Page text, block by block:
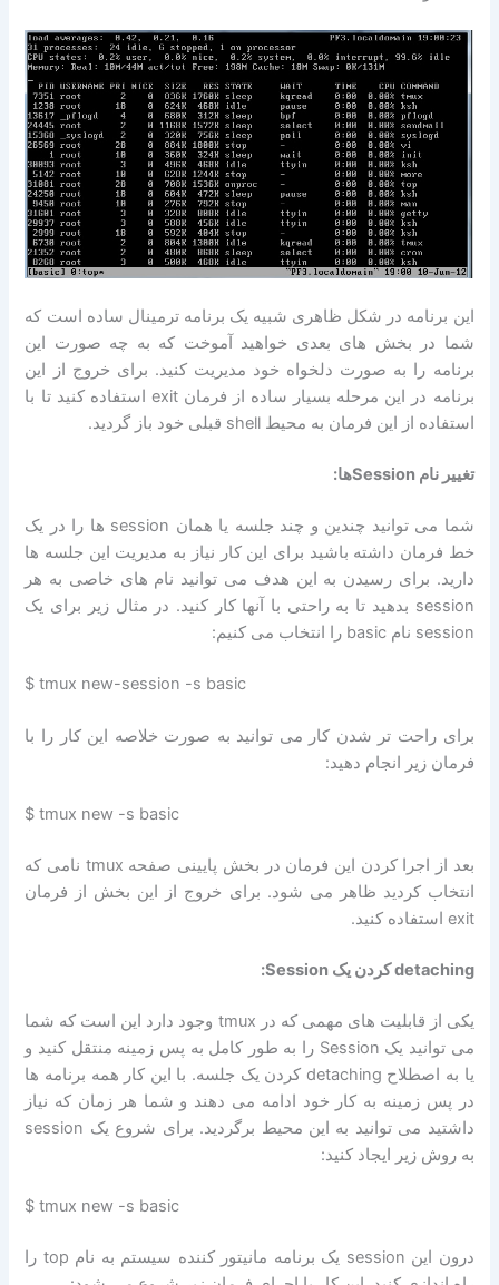
این برنامه در شکل ظاهری شبیه یک برنامه ترمینال ساده است که
شما در بخش های بعدی خواهید آموخت که به چه صورت این
برنامه را به صورت دلخواه خود مدیریت کنید. برای خروج از این
برنامه در این مرحله بسیار ساده از فرمان exit استفاده کنید تا با
استفاده از این فرمان به محیط shell قبلی خود باز گردید.
تغییر نام Sessionها:
شما می توانید چندین و چند جلسه یا همان session ها را در یک
خط فرمان داشته باشید برای این کار نیاز به مدیریت این جلسه ها
دارید. برای رسیدن به این هدف می توانید نام های خاصی به هر
session بدهید تا به راحتی با آنها کار کنید. در مثال زیر برای یک
session نام basic را انتخاب می کنیم:
$ tmux new-session -s basic
برای راحت تر شدن کار می توانید به صورت خلاصه این کار را با
فرمان زیر انجام دهید:
$ tmux new -s basic
بعد از اجرا کردن این فرمان در بخش پایینی صفحه tmux نامی که
انتخاب کردید ظاهر می شود. برای خروج از این بخش از فرمان
exit استفاده کنید.
detaching کردن یک Session:
یکی از قابلیت های مهمی که در tmux وجود دارد این است که شما
می توانید یک Session را به طور کامل به پس زمینه منتقل کنید و
یا به اصطلاح detaching کردن یک جلسه. با این کار همه برنامه ها
در پس زمینه به کار خود ادامه می دهند و شما هر زمان که نیاز
داشتید می توانید به این محیط برگردید. برای شروع یک session
به روش زیر ایجاد کنید:
$ tmux new -s basic
درون این session یک برنامه مانیتور کننده سیستم به نام top را